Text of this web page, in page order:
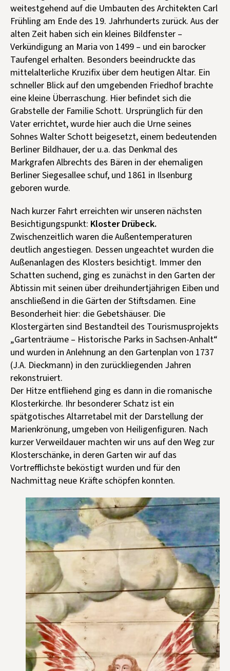
weitestgehend auf die Umbauten des Architekten Carl
Frühling am Ende des 19. Jahrhunderts zurück. Aus der
alten Zeit haben sich ein kleines Bildfenster –
Verkündigung an Maria von 1499 – und ein barocker
Taufengel erhalten. Besonders beeindruckte das
mittelalterliche Kruzifix über dem heutigen Altar. Ein
schneller Blick auf den umgebenden Friedhof brachte
eine kleine Überraschung. Hier befindet sich die
Grabstelle der Familie Schott. Ursprünglich für den
Vater errichtet, wurde hier auch die Urne seines
Sohnes Walter Schott beigesetzt, einem bedeutenden
Berliner Bildhauer, der u.a. das Denkmal des
Markgrafen Albrechts des Bären in der ehemaligen
Berliner Siegesallee schuf, und 1861 in Ilsenburg
geboren wurde.
Nach kurzer Fahrt erreichten wir unseren nächsten
Besichtigungspunkt: Kloster Drübeck.
Zwischenzeitlich waren die Außentemperaturen
deutlich angestiegen. Dessen ungeachtet wurden die
Außenanlagen des Klosters besichtigt. Immer den
Schatten suchend, ging es zunächst in den Garten der
Äbtissin mit seinen über dreihundertjährigen Eiben und
anschließend in die Gärten der Stiftsdamen. Eine
Besonderheit hier: die Gebetshäuser. Die
Klostergärten sind Bestandteil des Tourismusprojekts
„Gartenträume – Historische Parks in Sachsen-Anhalt“
und wurden in Anlehnung an den Gartenplan von 1737
(J.A. Dieckmann) in den zurückliegenden Jahren
rekonstruiert.
Der Hitze entfliehend ging es dann in die romanische
Klosterkirche. Ihr besonderer Schatz ist ein
spätgotisches Altarretabel mit der Darstellung der
Marienkrönung, umgeben von Heiligenfiguren. Nach
kurzer Verweildauer machten wir uns auf den Weg zur
Klosterschänke, in deren Garten wir auf das
Vortrefflichste beköstigt wurden und für den
Nachmittag neue Kräfte schöpfen konnten.